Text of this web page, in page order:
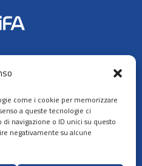
come i cookie per memorizzare
a queste tecnologie ci
navigazione o ID unici su questo
negativamente su alcune
Seguici su: